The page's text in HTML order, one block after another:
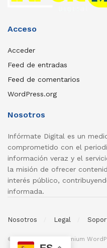
Acceso
Acceder
Feed de entradas
Feed de comentarios
WordPress.org
Nosotros
Infórmate Digital es un
comprometido con el
información veraz y el
la misión de ofrecer
interés público,
informada.
Nosotros Legal
© 2026
- Premium